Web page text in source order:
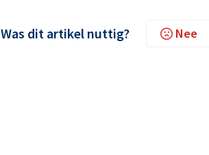
Was dit artikel nuttig? Nee